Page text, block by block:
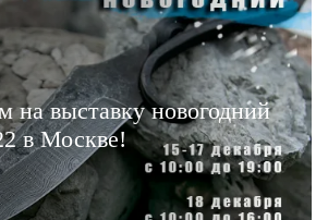
на выставку новогодний
в Москве!